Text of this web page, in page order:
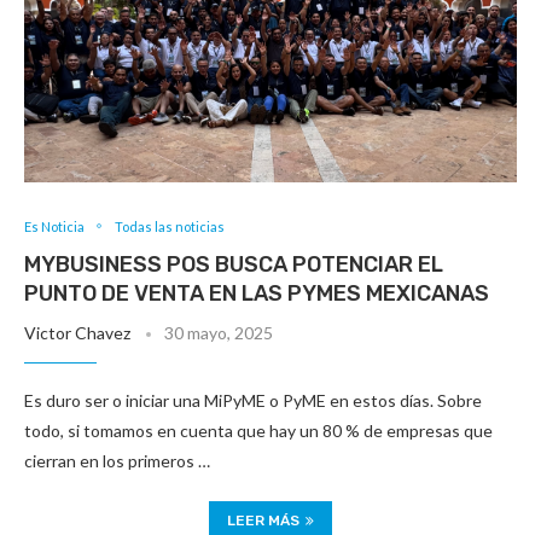
Es Noticia Todas las noticias
MYBUSINESS POS BUSCA POTENCIAR EL
PUNTO DE VENTA EN LAS PYMES MEXICANAS
Victor Chavez 30 mayo, 2025
Es duro ser o iniciar una MiPyME o PyME en estos días. Sobre
todo, si tomamos en cuenta que hay un 80 % de empresas que
cierran en los primeros …
LEER MÁS